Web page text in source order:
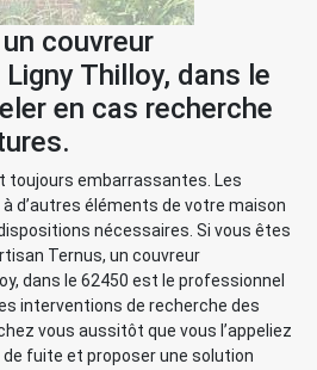
couvreur
Thilloy, dans le
en cas recherche
toujours embarrassantes. Les
d’autres éléments de votre maison
nécessaires. Si vous êtes
Ternus, un couvreur
dans le 62450 est le professionnel
interventions de recherche des
vous aussitôt que vous l’appeliez
fuite et proposer une solution